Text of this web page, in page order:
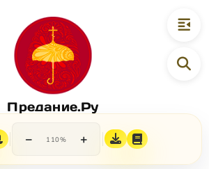
Предание.Ру
− 110% +